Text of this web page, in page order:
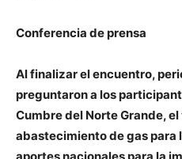
Conferencia de prensa
Al finalizar el encuentro,
preguntaron a los
Cumbre del Norte Grande,
abastecimiento de gas para